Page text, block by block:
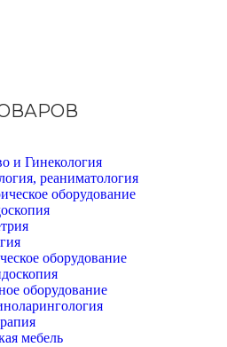
и Гинекология
реаниматология
оборудование
оборудование
оборудование
мебель